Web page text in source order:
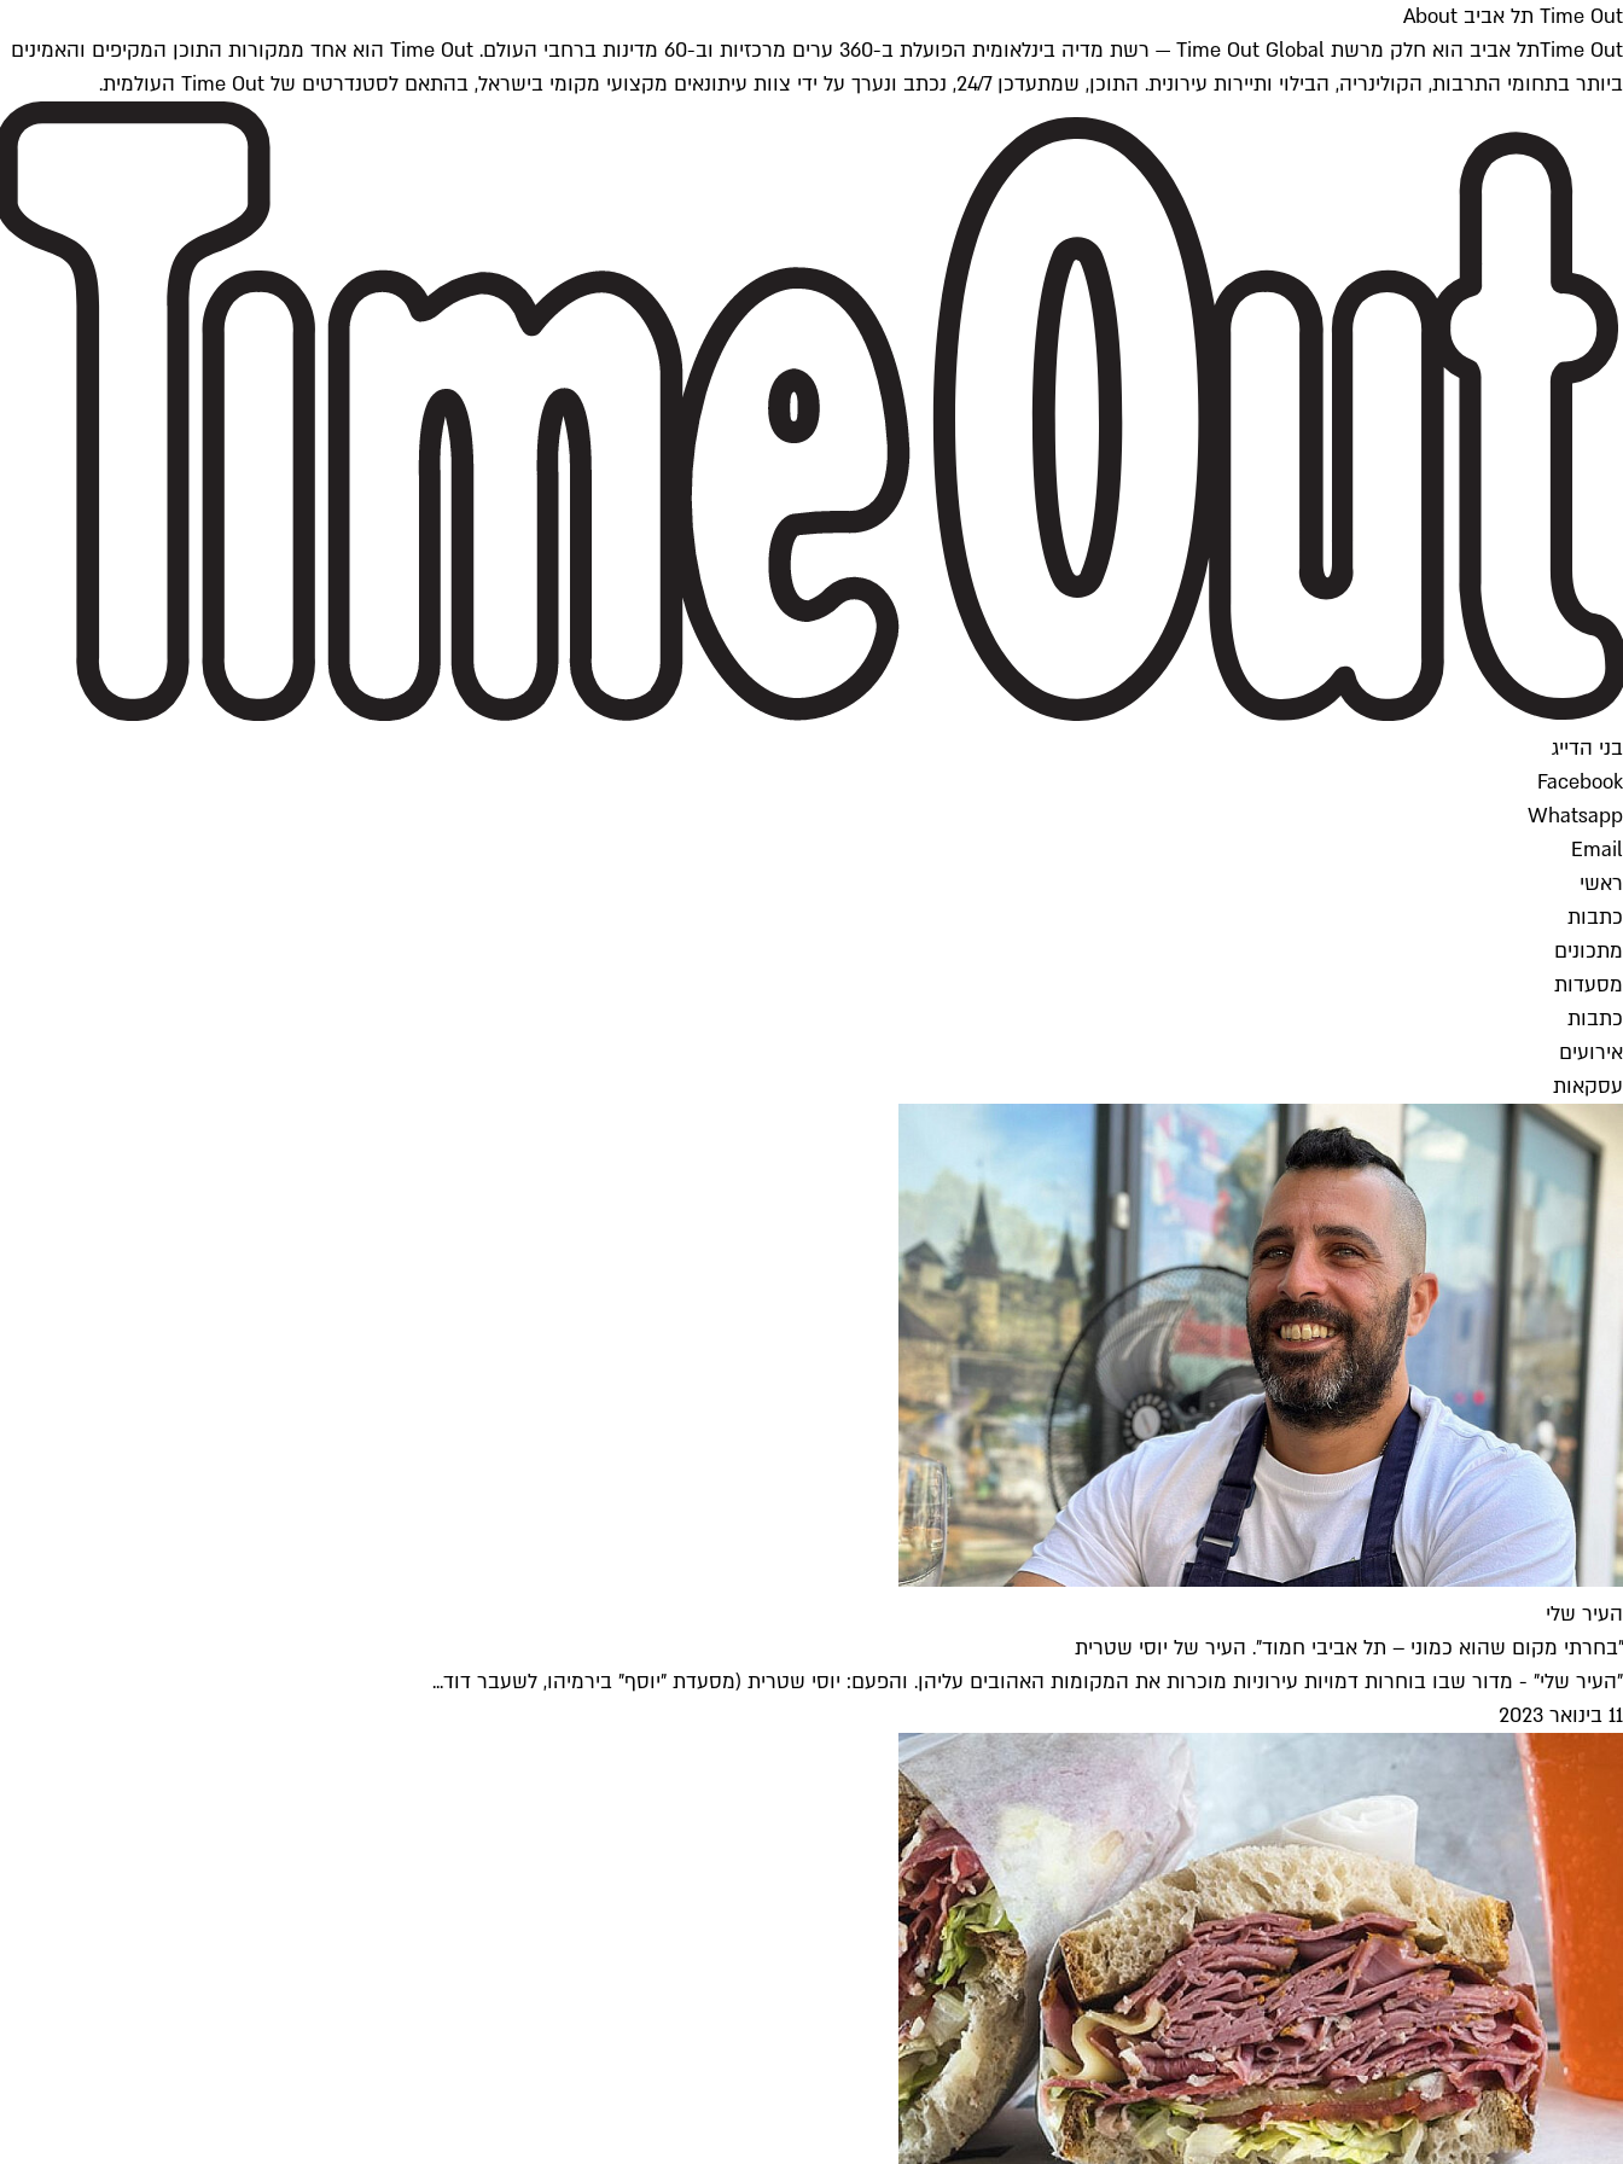
Time Out תל אביב About
Time Outתל אביב הוא חלק מרשת Time Out Global — רשת מדיה בינלאומית הפועלת ב-360 ערים מרכזיות וב-60 מדינות ברחבי העולם. Time Out הוא אחד ממקורות התוכן המקיפים והאמינים
ביותר בתחומי התרבות, הקולינריה, הבילוי ותיירות עירונית. התוכן, שמתעדכן 24/7, נכתב ונערך על ידי צוות עיתונאים מקצועי מקומי בישראל, בהתאם לסטנדרטים של Time Out העולמית.
בני הדייג
Facebook
Whatsapp
Email
ראשי
כתבות
מתכונים
מסעדות
כתבות
אירועים
עסקאות
העיר שלי
"בחרתי מקום שהוא כמוני – תל אביבי חמוד". העיר של יוסי שטרית
"העיר שלי" - מדור שבו בוחרות דמויות עירוניות מוכרות את המקומות האהובים עליהן. והפעם: יוסי שטרית (מסעדת "יוסף" בירמיהו, לשעבר דוד...
11 בינואר 2023